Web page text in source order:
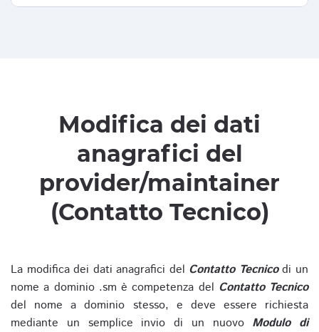
Modifica dei dati
anagrafici del
provider/maintainer
(Contatto Tecnico)
La modifica dei dati anagrafici del Contatto Tecnicodi un
nome a dominio .sm è competenza del Contatto Tecnico
del nome a dominio stesso, e deve essere richiesta
mediante un semplice invio di un nuovo Modulo di